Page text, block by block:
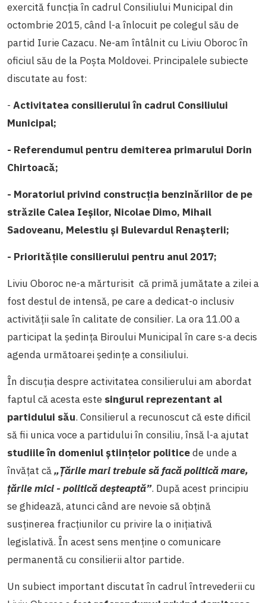
exercită funcția în cadrul Consiliului Municipal din
octombrie 2015, când l-a înlocuit pe colegul său de
partid Iurie Cazacu. Ne-am întâlnit cu Liviu Oboroc în
oficiul său de la Poșta Moldovei. Principalele subiecte
discutate au fost:
- Activitatea consilierului în cadrul Consiliului
Municipal;
- Referendumul pentru demiterea primarului Dorin
Chirtoacă;
- Moratoriul privind construcția benzinăriilor de pe
străzile Calea Ieşilor, Nicolae Dimo, Mihail
Sadoveanu, Melestiu şi Bulevardul Renaşterii;
- Prioritățile consilierului pentru anul 2017;
Liviu Oboroc ne-a mărturisit că primă jumătate a zilei a
fost destul de intensă, pe care a dedicat-o inclusiv
activității sale în calitate de consilier. La ora 11.00 a
participat la ședința Biroului Municipal în care s-a decis
agenda următoarei ședințe a consiliului.
În discuția despre activitatea consilierului am abordat
faptul că acesta este singurul reprezentant al
partidului său. Consilierul a recunoscut că este dificil
să fii unica voce a partidului în consiliu, însă l-a ajutat
studiile în domeniul științelor politicede unde a
învățat că„Țările mari trebuie să facă politică mare,
țările mici - politică deșteaptă”. După acest principiu
se ghidează, atunci când are nevoie să obțină
susținerea fracțiunilor cu privire la o inițiativă
legislativă. În acest sens menține o comunicare
permanentă cu consilierii altor partide.
Un subiect important discutat în cadrul întrevederii cu